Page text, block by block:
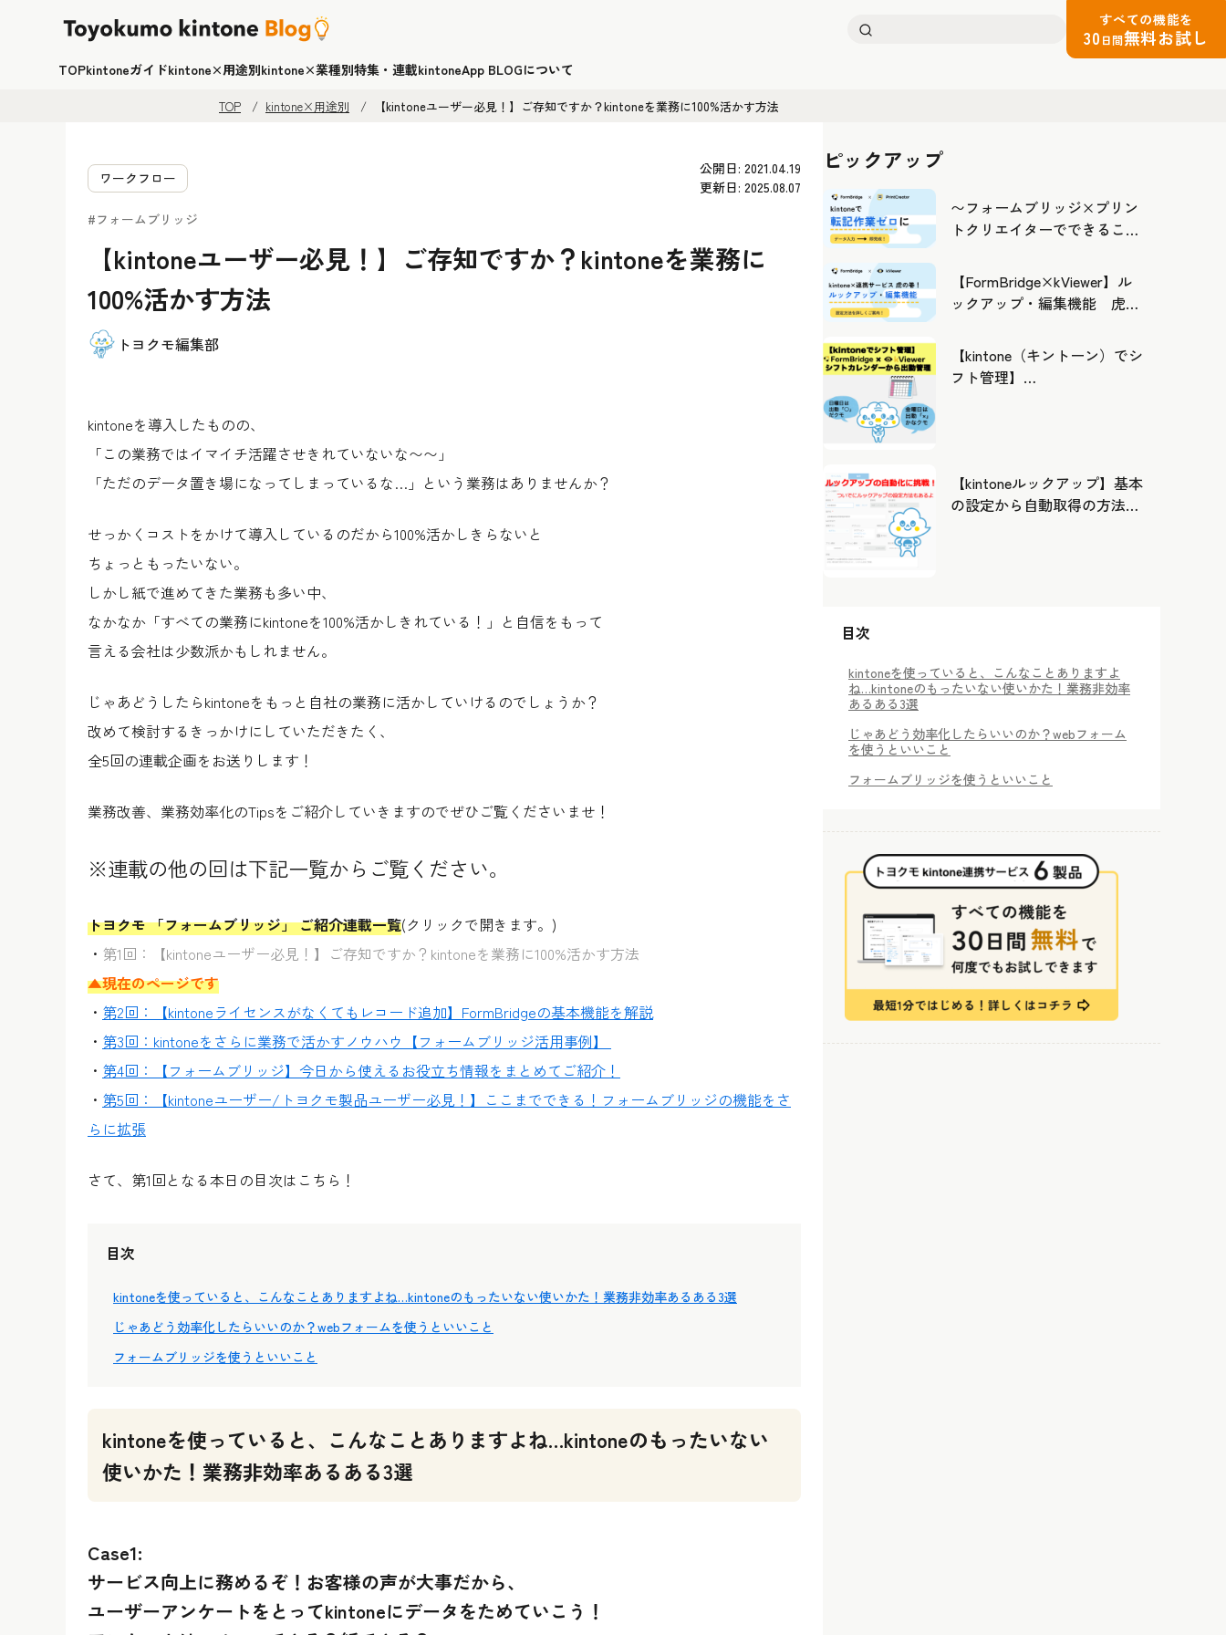
検
すべての機能を
30 日間無料お試し
TOPkintoneガイドkintone×用途別kintone×業種別特集・連載kintoneApp BLOGについて
TOP kintone×用途別 【kintoneユーザー必見！】ご存知ですか？kintoneを業務に100%活かす方法
ワークフロー
公開日: 2021.04.19
更新日: 2025.08.07
#フォームブリッジ
【kintoneユーザー必見！】ご存知ですか？kintoneを業務に
100%活かす方法
トヨクモ編集部
kintoneを導入したものの、
「この業務ではイマイチ活躍させきれていないな〜〜」
「ただのデータ置き場になってしまっているな…」という業務はありませんか？
せっかくコストをかけて導入しているのだから100%活かしきらないと
ちょっともったいない。
しかし紙で進めてきた業務も多い中、
なかなか「すべての業務にkintoneを100%活かしきれている！」と自信をもって
言える会社は少数派かもしれません。
じゃあどうしたらkintoneをもっと自社の業務に活かしていけるのでしょうか？
改めて検討するきっかけにしていただきたく、
全5回の連載企画をお送りします！
業務改善、業務効率化のTipsをご紹介していきますのでぜひご覧くださいませ！
※連載の他の回は下記一覧からご覧ください。
トヨクモ 「フォームブリッジ」 ご紹介連載一覧(クリックで開きます。)
・ 第1回：【kintoneユーザー必見！】ご存知ですか？kintoneを業務に100%活かす方法
▲現在のページです
・ 第2回：【kintoneライセンスがなくてもレコード追加】FormBridgeの基本機能を解説
・ 第3回：kintoneをさらに業務で活かすノウハウ【フォームブリッジ活用事例】
・ 第4回：【フォームブリッジ】今日から使えるお役立ち情報をまとめてご紹介！
・ 第5回：【kintoneユーザー/トヨクモ製品ユーザー必見！】ここまでできる！フォームブリッジの機能をさ
らに拡張
さて、第1回となる本日の目次はこちら！
目次
kintoneを使っていると、こんなことありますよね…kintoneのもったいない使いかた！業務非効率あるある3選
じゃあどう効率化したらいいのか？webフォームを使うといいこと
フォームブリッジを使うといいこと
kintoneを使っていると、こんなことありますよね…kintoneのもったいない
使いかた！業務非効率あるある3選
Case1:
サービス向上に務めるぞ！お客様の声が大事だから、
ユーザーアンケートをとってkintoneにデータをためていこう！
ピックアップ
〜フォームブリッジ×プリン
トクリエイターでできるこ
よう
【FormBridge×kViewer】ル
ックアップ・編集機能 虎の
【kintone（キントーン）でシ
フト管理】
【kintoneルックアップ】基本
の設定から自動取得の方法ま
目次
kintoneを使っていると、こんなことありますよ
ね…kintoneのもったいない使いかた！業務非効率
あるある3選
じゃあどう効率化したらいいのか？webフォーム
を使うといいこと
フォームブリッジを使うといいこと